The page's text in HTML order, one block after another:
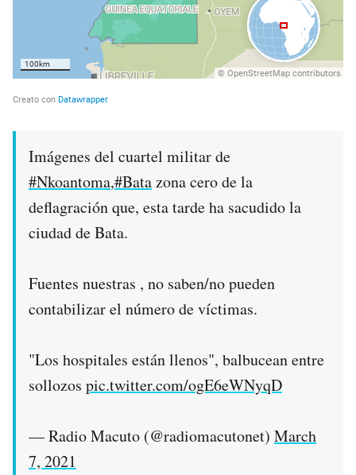
Imágenes del cuartel militar de
#Nkoantoma,#Batazona cero de la
deflagración que, esta tarde ha sacudido la
ciudad de Bata.
Fuentes nuestras , no saben/no pueden
contabilizar el número de víctimas.
"Los hospitales están llenos", balbucean entre
sollozos pic.twitter.com/ogE6eWNyqD
— Radio Macuto (@radiomacutonet) March
7, 2021